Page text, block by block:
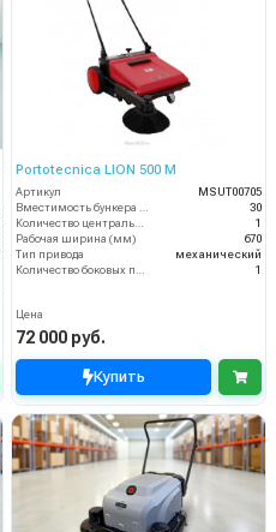
Portotecnica LION 500 M
Артикул
MSUT00705
30
1
Рабочая ширина (мм)
670
Тип привода
механический
1
Цена
72 000 руб.
Купить